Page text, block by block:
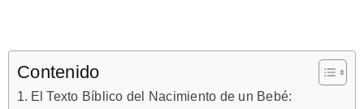
Contenido
El Texto Bíblico del Nacimiento de un Bebé: